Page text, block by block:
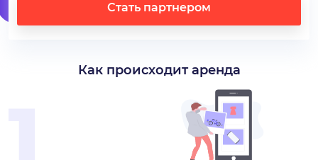
Стать партнером
Как происходит аренда